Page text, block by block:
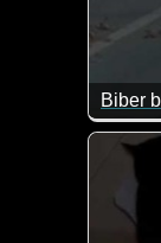
Biber
Erst